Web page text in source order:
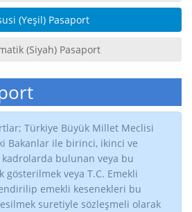
(Yeşil) Pasaport
(Siyah) Pasaport
Türkiye Büyük Millet Meclisi
Bakanlar ile birinci, ikinci ve
bulunan veya bu
gösterilmek veya T.C. Emekli
emekli kesenekleri bu
suretiyle sözleşmeli olarak